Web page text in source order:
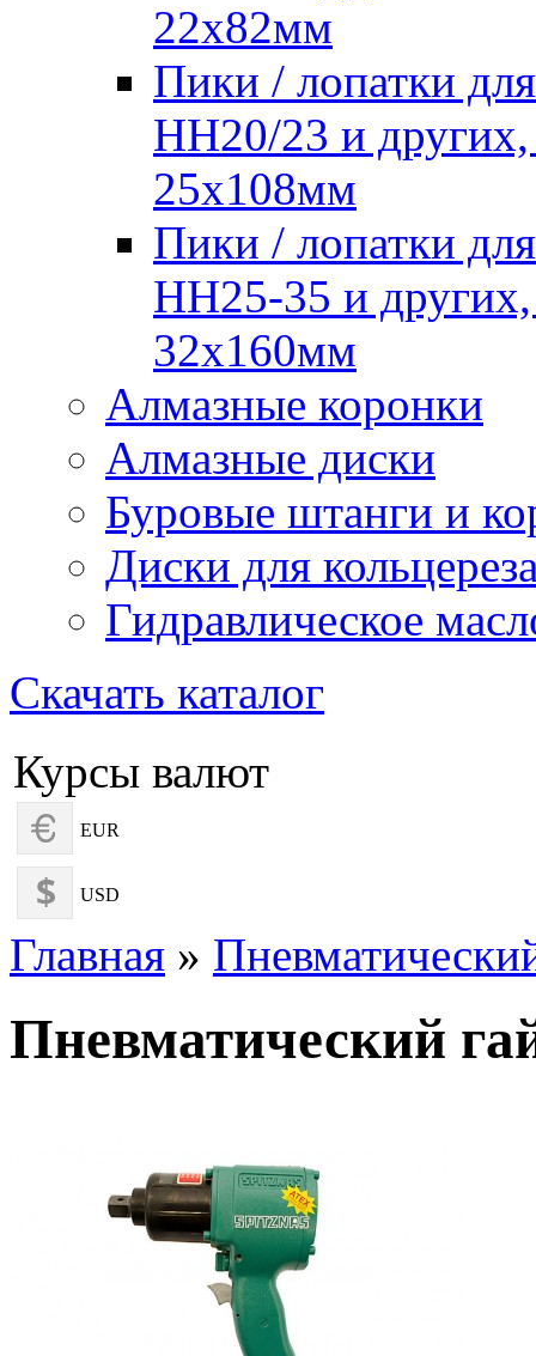
22х82мм
Пики / лопатки
HH20/23 и
25х108мм
Пики / лопатки
HH25-35 и
32х160мм
Алмазные коронки
Алмазные диски
Буровые штанги и
Диски для
Гидравлическое
Скачать каталог
Курсы валют
EUR
USD
Главная »
Пневматический